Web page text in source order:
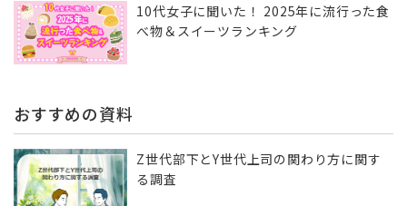
10代女子に聞いた！ 2025年に流行った食
べ物＆スイーツランキング
おすすめの資料
Z世代部下とY世代上司の関わり方に関す
る調査